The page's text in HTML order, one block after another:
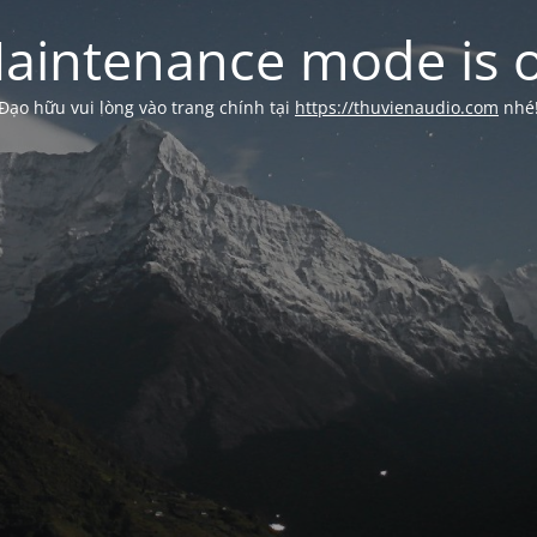
mode is
hữu vui lòng vào trang chính tại https://thuvienaudio.com